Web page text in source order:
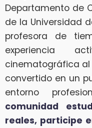
Departamento de
de la Universidad
profesora de
experiencia
cinematográfica al
convertido en un
entorno
comunidad
reales, participe